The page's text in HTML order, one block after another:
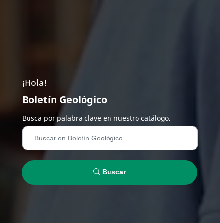
¡Hola!
Boletín Geológico
Busca por palabra clave en nuestro catálogo.
Buscar